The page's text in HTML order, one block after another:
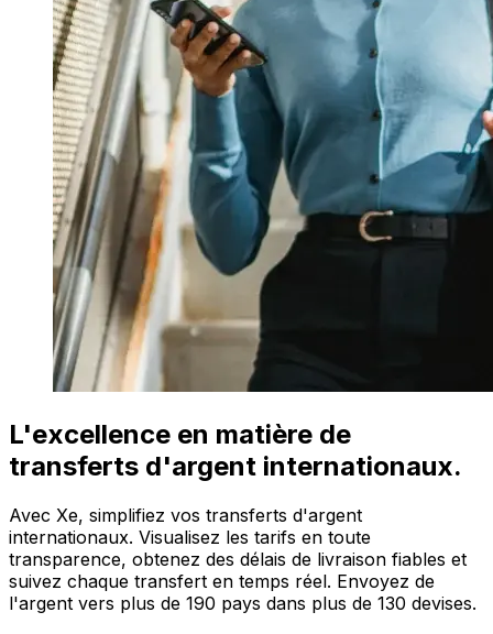
L'excellence en matière de
transferts d'argent internationaux.
Avec Xe, simplifiez vos transferts d'argent
internationaux. Visualisez les tarifs en toute
transparence, obtenez des délais de livraison fiables et
suivez chaque transfert en temps réel. Envoyez de
l'argent vers plus de 190 pays dans plus de 130 devises.